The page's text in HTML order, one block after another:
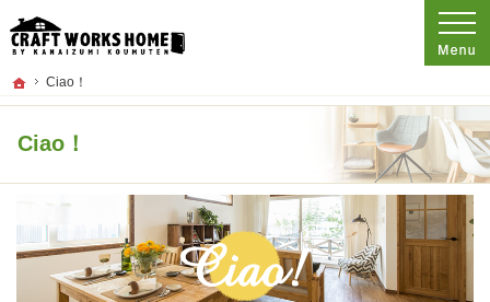
ホーム
Ciao！
Ciao！
プロの目線からご提案。東京都板橋区の注文住宅・新築戸建てを手がける工務店
東京都板橋区の新築・注文住宅・新築戸建てを手がける工務店なら金泉工務店